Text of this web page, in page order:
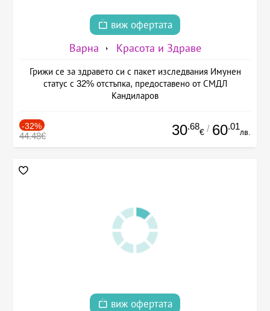
виж офертата
Варна Красота и Здраве
Грижи се за здравето си с пакет изследвания Имунен
статус с 32% отстъпка, предоставено от СМДЛ
Кандиларов
-32%
44.48€ 30.68
€ / 60.01
лв.
виж офертата